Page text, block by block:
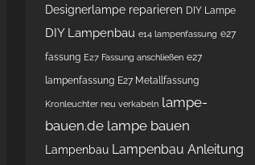
Designerlampe reparieren DIY Lampe
DIY Lampenbau e14 lampenfassung e27
fassung E27 Fassung anschließen e27
lampenfassung E27 Metallfassung
Kronleuchter neu verkabeln lampe-
bauen.de lampe bauen
Lampenbau Lampenbau Anleitung